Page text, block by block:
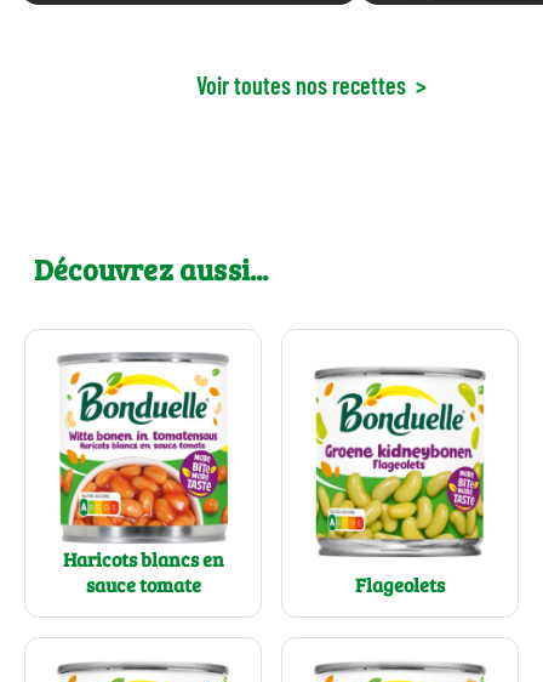
Voir toutes nos recettes >
Découvrez aussi...
Haricots blancs en
sauce tomate
Flageolets